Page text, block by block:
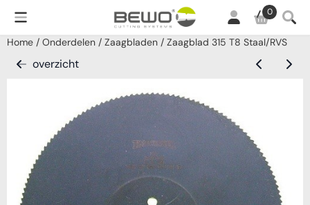
Cookievoorkeuren zijn momenteel gesloten. 0
Home / Onderdelen / Zaagbladen / Zaagblad 315 T8 Staal/RVS
overzicht